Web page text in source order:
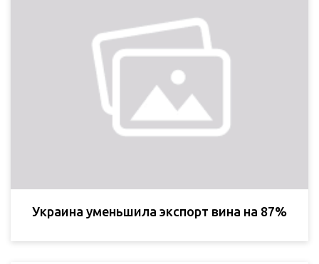
Украина уменьшила экспорт вина на 87%